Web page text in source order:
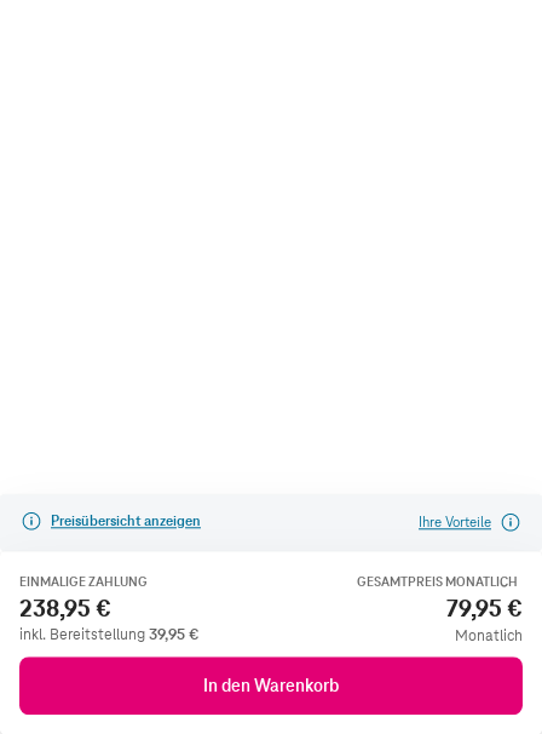
Preisübersicht anzeigen Ihre Vorteile
EINMALIGE ZAHLUNG
238,95 €
inkl. Bereitstellung39,95€
GESAMTPREIS MONATLICH
79,95 €
Monatlich
In den Warenkorb